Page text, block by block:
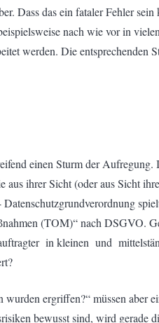
Dass das ein fataler Fehler
nach wie vor in
werden. Die
einen Sturm der
ihrer Sicht (oder aus Sicht
(TOM)“ nach DSGVO.
in kleinen und
ergriffen?“ müssen aber
bewusst sind, wird gerade